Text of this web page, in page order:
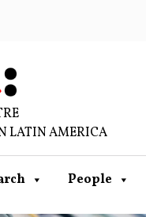
LATIN AMERICA
People